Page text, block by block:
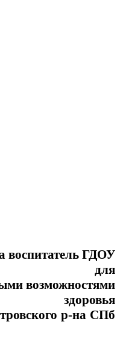
ГДОУ
№40 для
возможностями
здоровья
р-на СПб